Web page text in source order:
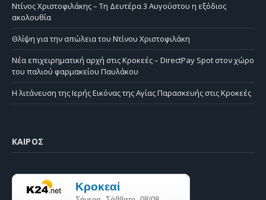
Ντίνος Χριστοφιλάκης – Τη Δευτέρα 3 Αυγούστου η εξόδιος
ακολουθία
Θλίψη για την απώλεια του Ντίνου Χριστοφιλάκη
Νέα επιχειρηματική αρχή στις Κροκεές – DirectPay Spot στον χώρο
του παλιού φαρμακείου Παυλάκου
Η λιτάνευση της Ιερής Εικόνας της Αγίας Παρασκευής στις Κροκεές
ΚΑΙΡΌΣ